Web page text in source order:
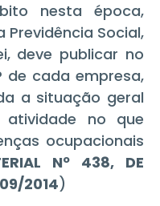
nesta época,
Social,
deve publicar no
de cada empresa,
a situação geral
no que
ocupacionais
Nº 438, DE
2014)